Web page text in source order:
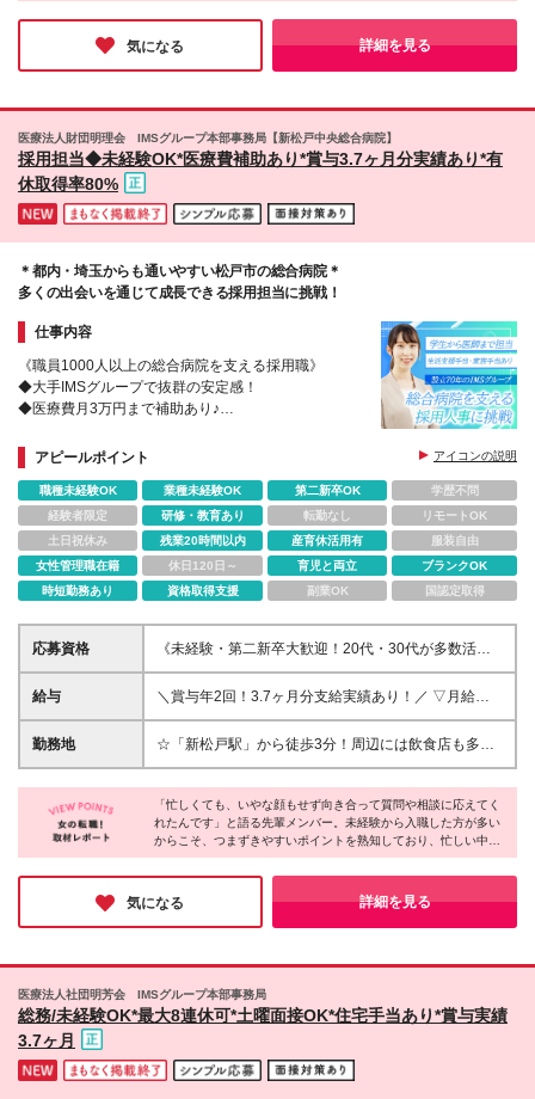
ました。そんな環境もあってか、スタッフには長年勤めている方
も多いんだとか。医療の現場で、人の役に立てるやりがいも感じ
ながら、ぜひ安定したキャリアを築いてみてください。
気になる 詳細を見る
医療法人財団明理会 IMSグループ本部事務局【新松戸中央総合病院】
採用担当◆未経験OK*医療費補助あり*賞与3.7ヶ月分実績あり*有
休取得率80%
＊都内・埼玉からも通いやすい松戸市の総合病院＊
多くの出会いを通じて成長できる採用担当に挑戦！
仕事内容
《職員1000人以上の総合病院を支える採用職》
◆大手IMSグループで抜群の安定感！
◆医療費月3万円まで補助あり♪
◆見晴らしの良い8階食堂でリフレッシュ♪
アピールポイント アイコンの説明
職種未経験OK 業種未経験OK 第二新卒OK
学歴不問
経験者限定
研修・教育あり 転勤なし
リモートOK
土日祝休み
残業20時間以内 産育休活用有
服装自由
女性管理職在籍
休日120日～ 育児と両立
ブランクOK
時短勤務あり
資格取得支援 副業OK 国認定取得
応募資格
《未経験・第二新卒大歓迎！20代・30代が多数活躍
中》 ☆これまでの経験は一切不問です！ ◆基本的な
PC操作（文字入力程度）ができる方 ◆専門卒以上 ＼
どで培った対人スキルを活かしたい方 ☆自ら考えて
前向きに行動できる方 ☆盤石な経営基盤のもと、腰
ティブに業務を楽しみたい方 販売や接客など、異業
種からのチャレンジも大歓迎です♪
給与
＼賞与年2回！3.7ヶ月分支給実績あり！／ ▽月給に
加えプラスされる手当多数！ ・家族手当（配偶者：
月1万5000円、子供2人まで：月1万円、子供3人目以
時間外手当 など 【大卒】※初任給の金額です ◇月
給22万8200円～25万4400円+諸手当+賞与年2回 【短
大・専門卒】※初任給の金額です ◇月給22万5600円
慮し、初任給額を決定いたします ※上記の月給額には
全員一律支給の手当が含まれています ※試用期間3ヶ
月あり。その間の雇用形態は契約社員となります。そ
支給いたします
勤務地
☆「新松戸駅」から徒歩3分！周辺には飲食店も多数
あります♪ ☆転居を伴う転勤はありません 《新松戸中
央総合病院》千葉県松戸市新松戸1-380 ※(変更の範
囲)上記を除く当社関連勤務地 ＼オンもオフも充実で
きる新松戸エリア！／ 職場があるのは、新松戸駅か
ら徒歩3分の好立地。 JR常磐線と武蔵野線の2路線が
使えて毎日の通勤がラクラクなのはもちろん、 駅周
辺にはお洒落なカフェや便利な商業施設が充実してい
困らないので、 毎日のモチベーションが自然と高ま
る魅力的な環境です◎
「忙しくても、いやな顔もせず向き合って質問や相談に応えてく
れたんです」と語る先輩メンバー。未経験から入職した方が多い
からこそ、つまずきやすいポイントを熟知しており、忙しい中で
も嫌な顔一つせず質問に答えてくれる環境があるとのこと。IMS
グループという安定した基盤に加え、有休取得率の高さや充実し
た福利厚生も大きな魅力。人間関係の良い職場で、心にゆとりを
持ちながら長く働きたい方にぜひおすすめしたいです♪
気になる 詳細を見る
医療法人社団明芳会 IMSグループ本部事務局
総務/未経験OK*最大8連休可*土曜面接OK*住宅手当あり*賞与実績
3.7ヶ月